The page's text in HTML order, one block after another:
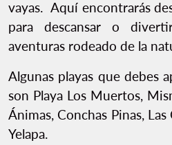
vayas. Aquí encontrarás
para descansar o
aventuras rodeado de la
Algunas playas que debes
son Playa Los Muertos,
Ánimas, Conchas Pinas,
Yelapa.